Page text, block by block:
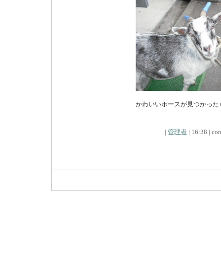
かわいいホースが見つかっ
| 管理者 | 16:38 |